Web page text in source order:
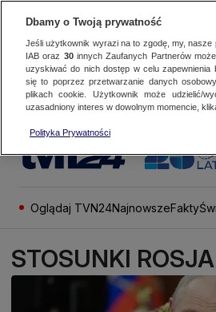
Oglądaj TVN24NajnowszeFakty
STOSUNKI
Dbamy o Twoją prywatność
Jeśli użytkownik wyrazi na to zgodę, my, nasze
IAB oraz 30innych Zaufanych Partnerów
uzyskiwać do nich dostęp w celu zapewnienia
się to poprzez przetwarzanie danych
plikach cookie. Użytkownik może udzielić/
uzasadniony interes w dowolnym momencie,
Polityka Prywatności